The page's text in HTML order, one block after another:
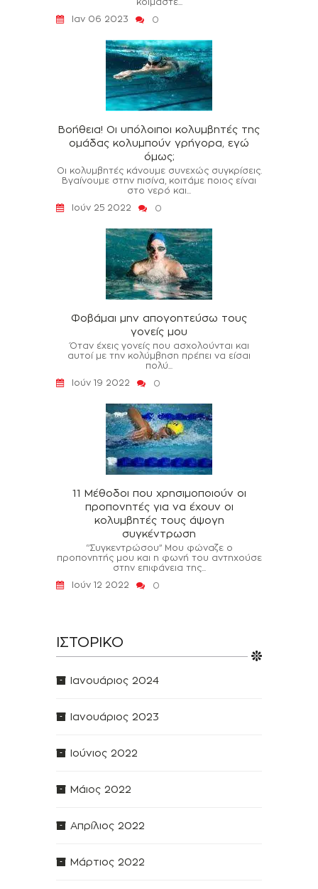
κοιμάστε...
Ιαν 06 2023
0
Βοήθεια! Οι υπόλοιποι κολυμβητές της
ομάδας κολυμπούν γρήγορα, εγώ
όμως;
Οι κολυμβητές κάνουμε συνεχώς συγκρίσεις.
Βγαίνουμε στην πισίνα, κοιτάμε ποιος είναι
στο νερό και...
Ιούν 25 2022
0
Φοβάμαι μην απογοητεύσω τους
γονείς μου
Όταν έχεις γονείς που ασχολούνται και
αυτοί με την κολύμβηση πρέπει να είσαι
πολύ...
Ιούν 19 2022
0
11 Μέθοδοι που χρησιμοποιούν οι
προπονητές για να έχουν οι
κολυμβητές τους άψογη
συγκέντρωση
‘’Συγκεντρώσου’’ Μου φώναζε ο
προπονητής μου και η φωνή του αντηχούσε
στην επιφάνεια της...
Ιούν 12 2022
0
ΙΣΤΟΡΙΚΌ
Ιανουάριος 2024
Ιανουάριος 2023
Ιούνιος 2022
Μάιος 2022
Απρίλιος 2022
Μάρτιος 2022